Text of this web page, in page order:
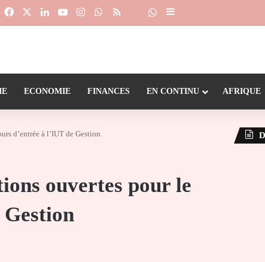
FacebookLinkedinYouTubeInstagramWhatsApp
RSS Dailymotion
Suivre la chaîne 24heureinfo
Sidebar (barre latérale)
ECONOMIE FINANCES EN CONTINU AFRIQUE
d’entrée à l’IUT de Gestion
ouvertes pour le
Gestion